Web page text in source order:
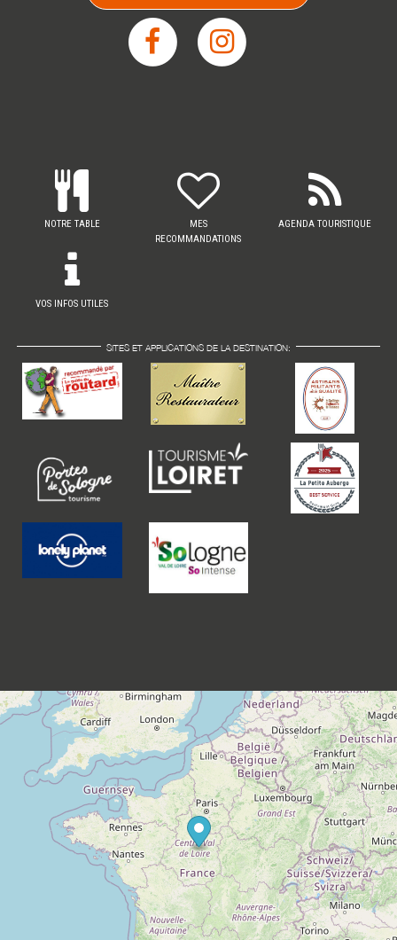
NOTRE TABLE
MES
RECOMMANDATIONS
AGENDA TOURISTIQUE
VOS INFOS UTILES
SITES ET APPLICATIONS DE LA DESTINATION: